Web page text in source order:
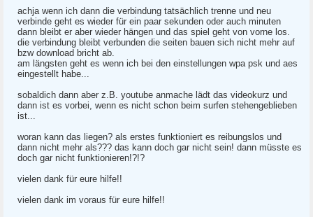
achja wenn ich dann die verbindung tatsächlich trenne und neu
verbinde geht es wieder für ein paar sekunden oder auch minuten
dann bleibt er aber wieder hängen und das spiel geht von vorne los.
die verbindung bleibt verbunden die seiten bauen sich nicht mehr auf
bzw download bricht ab.
am längsten geht es wenn ich bei den einstellungen wpa psk und aes
eingestellt habe...
sobaldich dann aber z.B. youtube anmache lädt das videokurz und
dann ist es vorbei, wenn es nicht schon beim surfen stehengeblieben
ist...
woran kann das liegen? als erstes funktioniert es reibungslos und
dann nicht mehr als??? das kann doch gar nicht sein! dann müsste es
doch gar nicht funktionieren!?!?
vielen dank für eure hilfe!!
vielen dank im voraus für eure hilfe!!